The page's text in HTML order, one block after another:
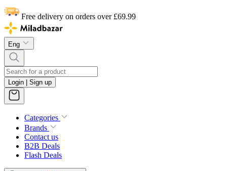
Free delivery on orders over £69.99
Eng
Login | Sign up
Categories
Brands
Contact us
B2B Deals
Flash Deals